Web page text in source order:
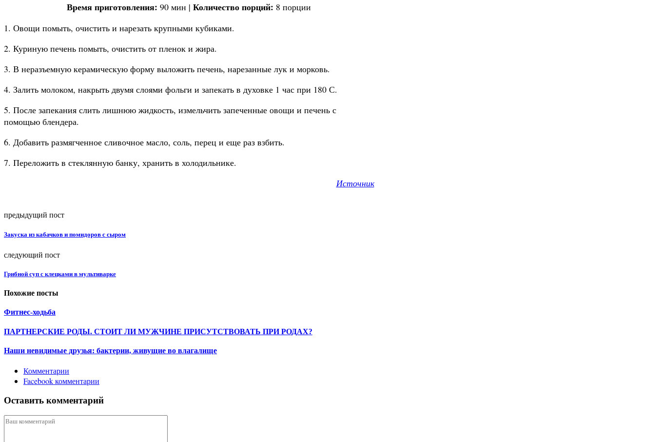
Время приготовления:90 мин |Количество порций: 8 порции
1. Овощи помыть, очистить и нарезать крупными кубиками.
2. Куриную печень помыть, очистить от пленок и жира.
3. В неразъемную керамическую форму выложить печень, нарезанные лук и морковь.
4. Залить молоком, накрыть двумя слоями фольги и запекать в духовке 1 час при 180 С.
5. После запекания слить лишнюю жидкость, измельчить запеченные овощи и печень с
помощью блендера.
6. Добавить размягченное сливочное масло, соль, перец и еще раз взбить.
7. Переложить в стеклянную банку, хранить в холодильнике.
Источник
предыдущий пост
Закуска из кабачков и помидоров с сыром
следующий пост
Грибной суп с клецками в мультиварке
Похожие посты
Фитнес-ходьба
ПАРТНЕРСКИЕ РОДЫ. СТОИТ ЛИ МУЖЧИНЕ ПРИСУТСТВОВАТЬ ПРИ РОДАХ?
Наши невидимые друзья: бактерии, живущие во влагалище
Комментарии
Facebook комментарии
Оставить комментарий